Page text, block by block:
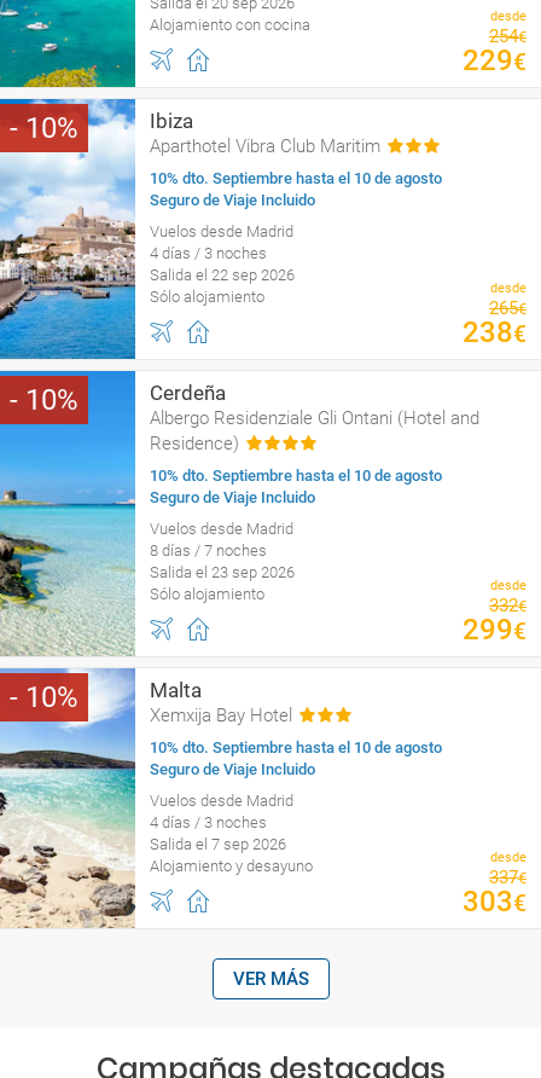
Alojamiento con cocina
desde
254€
229€
10 Ibiza
Aparthotel Vibra Club Maritim
10% dto. Septiembre hasta el 10 de agosto
Seguro de Viaje Incluido
Vuelos desde Madrid
4 días / 3 noches
Salida el 22 sep 2026
Sólo alojamiento
desde
265€
238€
10 Cerdeña
Albergo Residenziale Gli Ontani (Hotel and
Residence)
10% dto. Septiembre hasta el 10 de agosto
Seguro de Viaje Incluido
Vuelos desde Madrid
8 días / 7 noches
Salida el 23 sep 2026
Sólo alojamiento
desde
332€
299€
10 Malta
Xemxija Bay Hotel
10% dto. Septiembre hasta el 10 de agosto
Seguro de Viaje Incluido
Vuelos desde Madrid
4 días / 3 noches
Salida el 7 sep 2026
Alojamiento y desayuno
desde
337€
303€
VER MÁS
Campañas destacadas